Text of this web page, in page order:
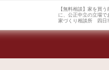
【無料相談】家を買
に、公正中立の立場で
家づくり相談所 四日